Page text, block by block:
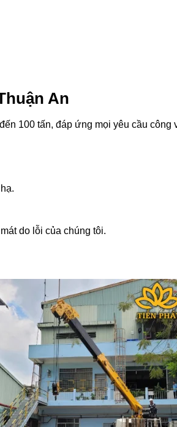
An
100 tấn, đáp ứng mọi yêu cầu công
do lỗi của chúng tôi.